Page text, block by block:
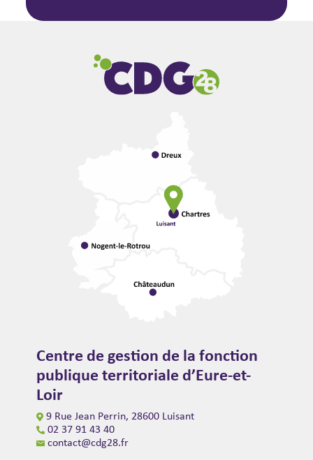
Centre de gestion de la fonction
publique territoriale d’Eure-et-
Loir
9 Rue Jean Perrin, 28600 Luisant
02 37 91 43 40
contact@cdg28.fr